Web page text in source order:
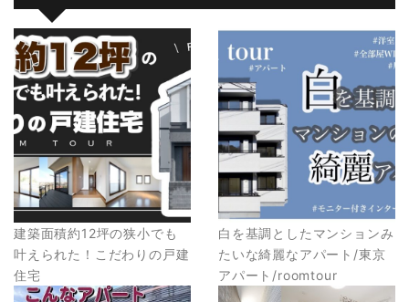
建築面積約12坪の狭小でも
叶えられた！こだわりの戸建
住宅
白を基調としたマンションみ
たいな綺麗なアパート/東京
アパート/roomtour